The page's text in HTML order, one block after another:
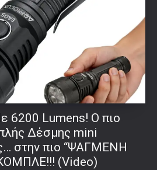
6200 Lumens! Ο πιο
Δέσμης mini
στην πιο “ΨΑΓΜΕΝΗ
(Video)